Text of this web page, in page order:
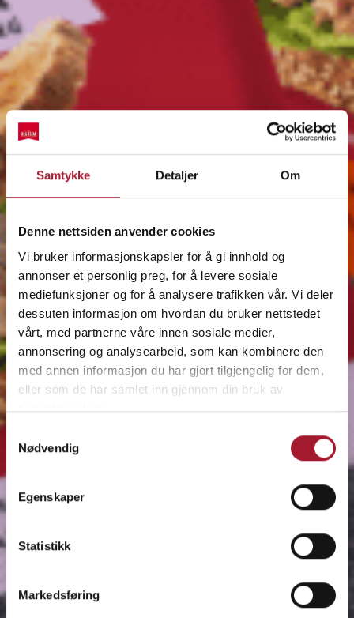
Samtykke Detaljer Om
Denne nettsiden anvender cookies
Vi bruker informasjonskapsler for å gi innhold og
annonser et personlig preg, for å levere sosiale
mediefunksjoner og for å analysere trafikken vår. Vi deler
dessuten informasjon om hvordan du bruker nettstedet
vårt, med partnerne våre innen sosiale medier,
annonsering og analysearbeid, som kan kombinere den
med annen informasjon du har gjort tilgjengelig for dem,
eller som de har samlet inn gjennom din bruk av
tjenestene deres.
Nødvendig
Egenskaper
Statistikk
Markedsføring